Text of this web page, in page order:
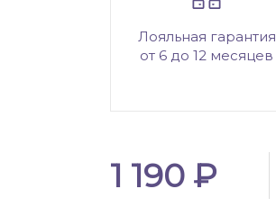
Лояльная гарантия
от 6 до 12 месяцев
1 190 ₽